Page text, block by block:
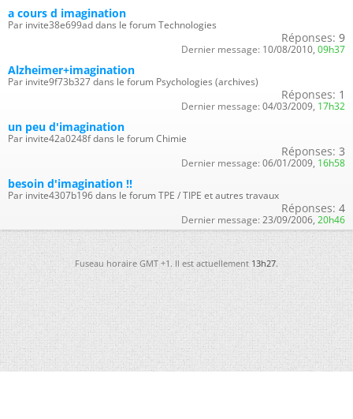
a cours d imagination
Par invite38e699ad dans le forum Technologies
Réponses: 9
Dernier message: 10/08/2010, 09h37
Alzheimer+imagination
Par invite9f73b327 dans le forum Psychologies (archives)
Réponses: 1
Dernier message: 04/03/2009, 17h32
un peu d'imagination
Par invite42a0248f dans le forum Chimie
Réponses: 3
Dernier message: 06/01/2009, 16h58
besoin d'imagination !!
Par invite4307b196 dans le forum TPE / TIPE et autres travaux
Réponses: 4
Dernier message: 23/09/2006, 20h46
Fuseau horaire GMT +1. Il est actuellement13h27.